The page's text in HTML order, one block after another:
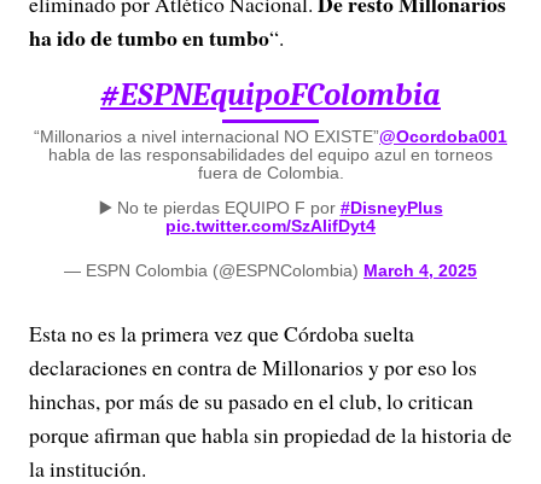
ha ido de tumbo en tumbo“.
#ESPNEquipoFColombia
“Millonarios a nivel internacional NO EXISTE”@Ocordoba001
habla de las responsabilidades del equipo azul en torneos
fuera de Colombia.
▶️ No te pierdas EQUIPO F por #DisneyPlus
pic.twitter.com/SzAlifDyt4
— ESPN Colombia (@ESPNColombia) March 4, 2025
Esta no es la primera vez que Córdoba suelta
declaraciones en contra de Millonarios y por eso los
hinchas, por más de su pasado en el club, lo critican
porque afirman que habla sin propiedad de la historia de
la institución.